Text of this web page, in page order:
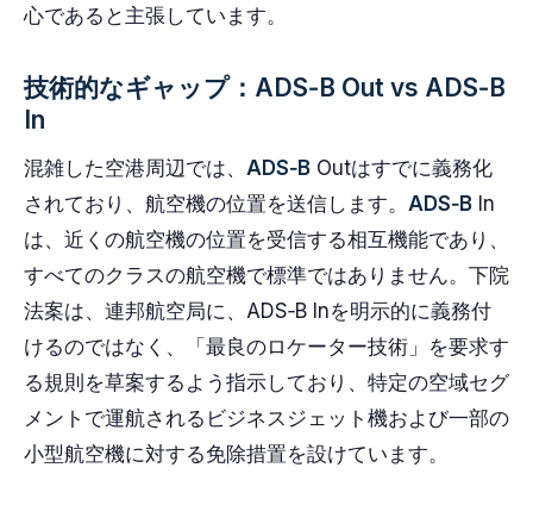
心であると主張しています。
技術的なギャップ：ADS‑B Out vs ADS‑B
In
混雑した空港周辺では、 ADS‑B Outはすでに義務化
されており、航空機の位置を送信します。 ADS‑B In
は、近くの航空機の位置を受信する相互機能であり、
すべてのクラスの航空機で標準ではありません。下院
法案は、連邦航空局に、ADS‑B Inを明示的に義務付
けるのではなく、「最良のロケーター技術」を要求す
る規則を草案するよう指示しており、特定の空域セグ
メントで運航されるビジネスジェット機および一部の
小型航空機に対する免除措置を設けています。